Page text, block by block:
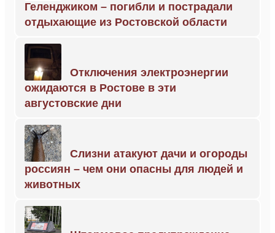
Геленджиком – погибли и пострадали
отдыхающие из Ростовской области
Отключения электроэнергии
ожидаются в Ростове в эти
августовские дни
Слизни атакуют дачи и огороды
россиян – чем они опасны для людей и
животных